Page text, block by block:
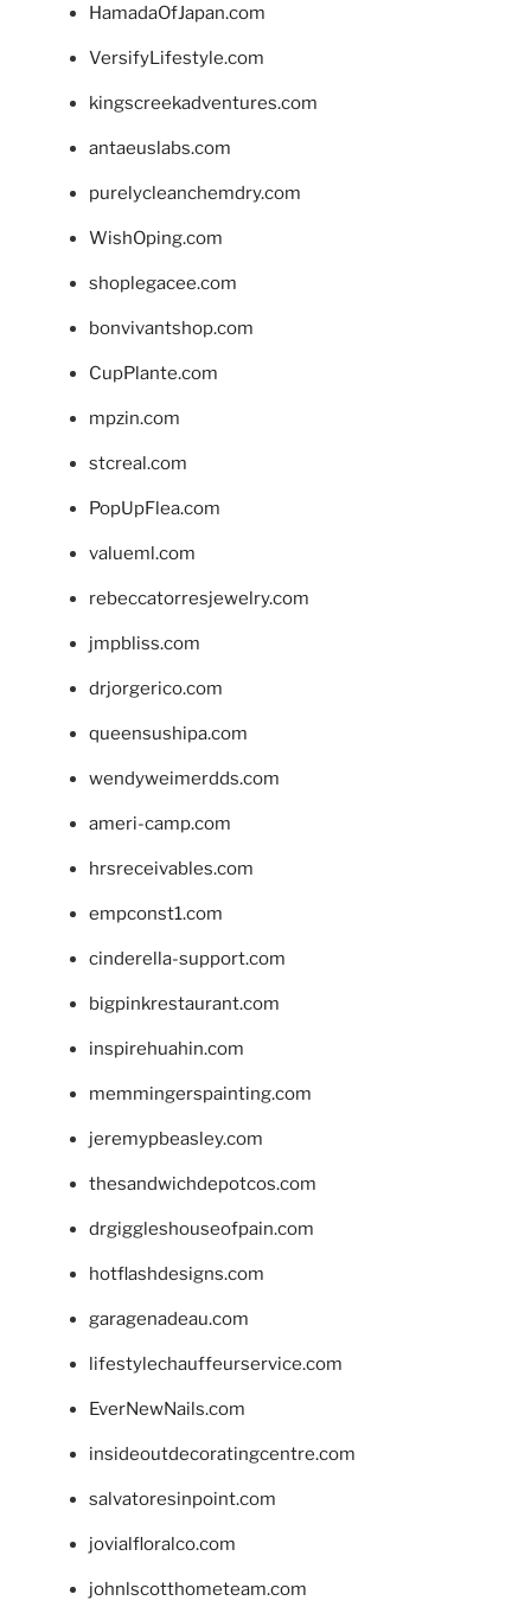
HamadaOfJapan.com
VersifyLifestyle.com
kingscreekadventures.com
antaeuslabs.com
purelycleanchemdry.com
WishOping.com
shoplegacee.com
bonvivantshop.com
CupPlante.com
mpzin.com
stcreal.com
PopUpFlea.com
valueml.com
rebeccatorresjewelry.com
jmpbliss.com
drjorgerico.com
queensushipa.com
wendyweimerdds.com
ameri-camp.com
hrsreceivables.com
empconst1.com
cinderella-support.com
bigpinkrestaurant.com
inspirehuahin.com
memmingerspainting.com
jeremypbeasley.com
thesandwichdepotcos.com
drgiggleshouseofpain.com
hotflashdesigns.com
garagenadeau.com
lifestylechauffeurservice.com
EverNewNails.com
insideoutdecoratingcentre.com
salvatoresinpoint.com
jovialfloralco.com
johnlscotthometeam.com